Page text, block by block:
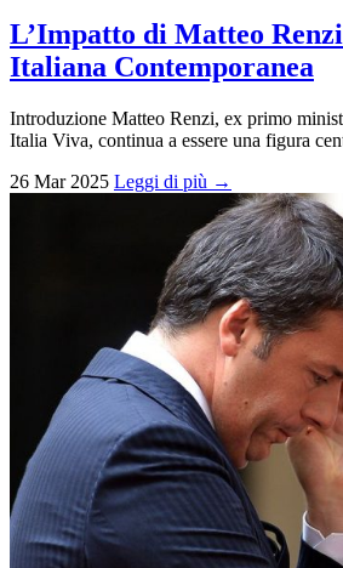
L’Impatto di Matteo
Italiana Contemporanea
Introduzione Matteo Renzi, ex primo
Italia Viva, continua a essere una figura
26 Mar 2025 Leggi di più →